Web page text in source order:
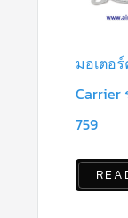
มอเตอ
Carrier
759